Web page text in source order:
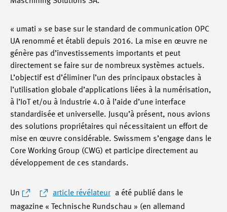
« umati » se base sur le standard de communication OPC
UA renommé et établi depuis 2016. La mise en œuvre ne
génère pas d’investissements importants et peut
directement se faire sur de nombreux systèmes actuels.
L’objectif est d’éliminer l’un des principaux obstacles à
l’utilisation globale d’applications liées à la numérisation,
à l’IoT et/ou à Industrie 4.0 à l’aide d’une interface
standardisée et universelle. Jusqu’à présent, nous avions
des solutions propriétaires qui nécessitaient un effort de
mise en œuvre considérable. Swissmem s’engage dans le
Core Working Group (CWG) et participe directement au
développement de ces standards.
Un article révélateur
a été publié dans le
magazine « Technische Rundschau » (en allemand